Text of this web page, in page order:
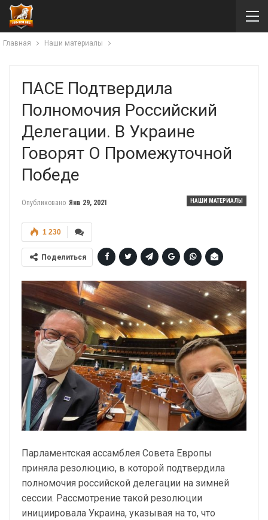
Главная Наши материалы
ПАСЕ Подтвердила
Полномочия Российский
Делегации. В Украине
Говорят О Промежуточной
Победе
НАШИ МАТЕРИАЛЫ
Опубликовано Янв 29, 2021
1 230
Поделиться
Парламентская ассамблея Совета Европы
приняла резолюцию, в которой подтвердила
полномочия российской делегации на зимней
сессии. Рассмотрение такой резолюции
инициировала Украина, указывая на то, что